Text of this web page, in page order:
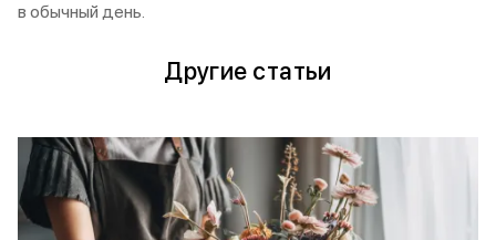
в обычный день.
Другие статьи